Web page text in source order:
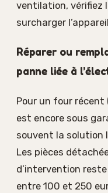
ventilation, vérifiez
surcharger
Réparer ou
panne liée à
Pour un four récent
est encore sous
souvent la solution
Les pièces
d’intervention
entre 100 et 250